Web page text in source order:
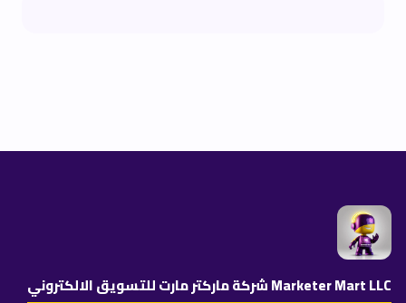
Marketer Mart LLC شركة ماركتر مارت للتسويق الالكتروني